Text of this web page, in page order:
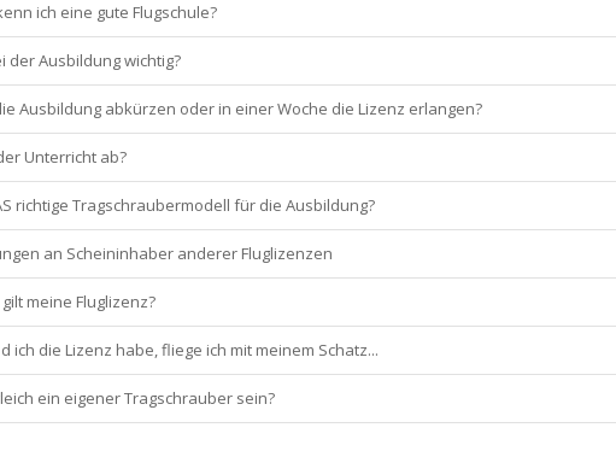
ich eine gute Flugschule?
der Ausbildung wichtig?
Ausbildung abkürzen oder in einer Woche die Lizenz erlangen?
Unterricht ab?
richtige Tragschraubermodell für die Ausbildung?
an Scheininhaber anderer Fluglizenzen
meine Fluglizenz?
ich die Lizenz habe, fliege ich mit meinem Schatz...
ein eigener Tragschrauber sein?